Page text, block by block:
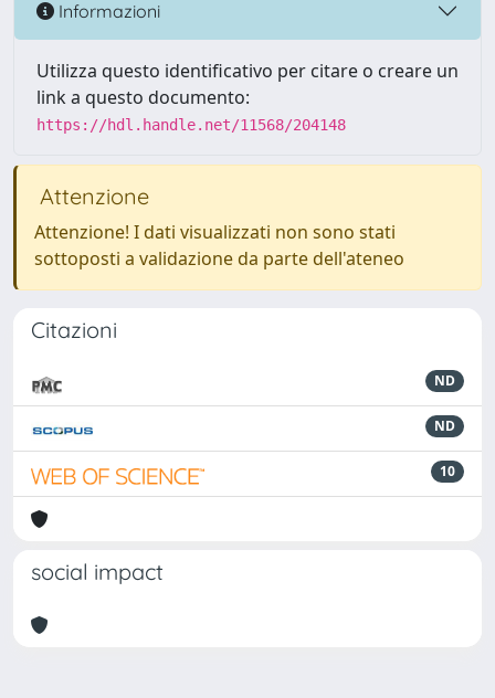
Informazioni
Utilizza questo identificativo per citare o creare un
link a questo documento:
https://hdl.handle.net/11568/204148
Attenzione
Attenzione! I dati visualizzati non sono stati
sottoposti a validazione da parte dell'ateneo
Citazioni
ND
ND
10
social impact